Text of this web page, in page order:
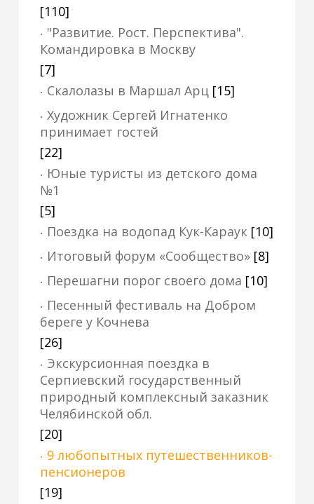
[110]
"Развитие. Рост. Перспектива".
Командировка в Москву
[7]
Скалолазы в Маршал Арц [15]
Художник Сергей Игнатенко
принимает гостей
[22]
Юные туристы из детского дома
№1
[5]
Поездка на водопад Кук-Караук [10]
Итоговый форум «Сообщество» [8]
Перешагни порог своего дома [10]
Песенный фестиваль на Добром
береге у Кочнева
[26]
Экскурсионная поездка в
Серпиевский государственный
природный комплексный заказник
Челябинской обл.
[20]
9 любопытных путешественников-
пенсионеров
[19]